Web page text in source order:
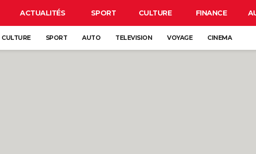
ACTUALITÉS SPORT CULTURE FINANCE
CULTURE SPORT AUTO TELEVISION VOYAGE CINEMA